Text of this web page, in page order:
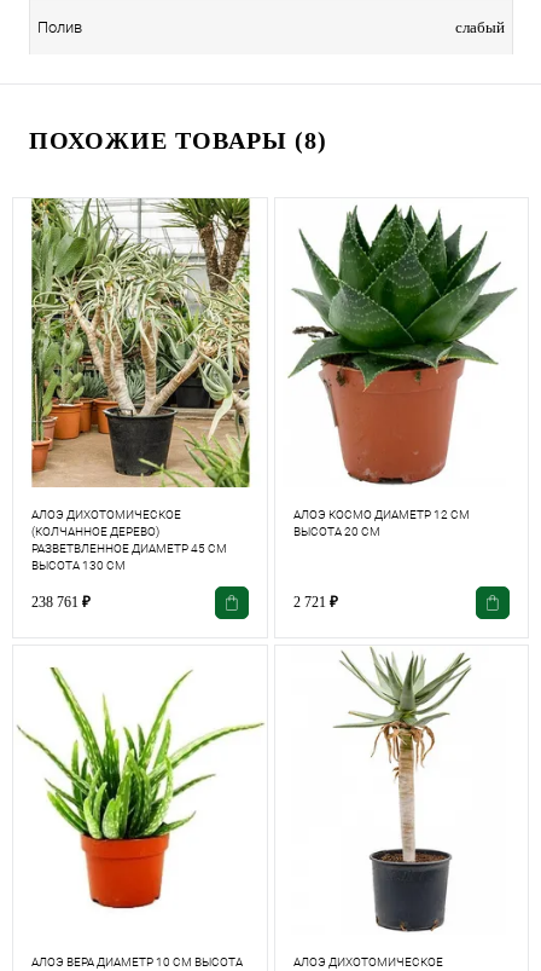
Полив слабый
ПОХОЖИЕ ТОВАРЫ (8)
АЛОЭ ДИХОТОМИЧЕСКОЕ
(КОЛЧАННОЕ ДЕРЕВО)
РАЗВЕТВЛЕННОЕ ДИАМЕТР 45 СМ
ВЫСОТА 130 СМ
238 761 ₽
АЛОЭ КОСМО ДИАМЕТР 12 СМ
ВЫСОТА 20 СМ
2 721 ₽
АЛОЭ ВЕРА ДИАМЕТР 10 СМ ВЫСОТА
АЛОЭ ДИХОТОМИЧЕСКОЕ